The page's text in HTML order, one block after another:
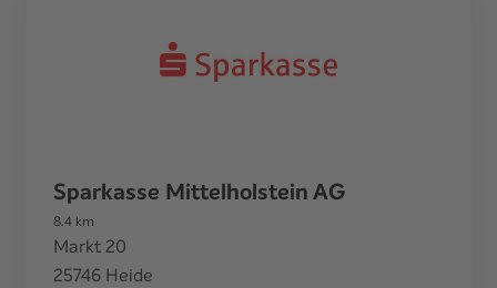
Sparkasse Mittelholstein AG
8.4 km
Markt 20
25746 Heide